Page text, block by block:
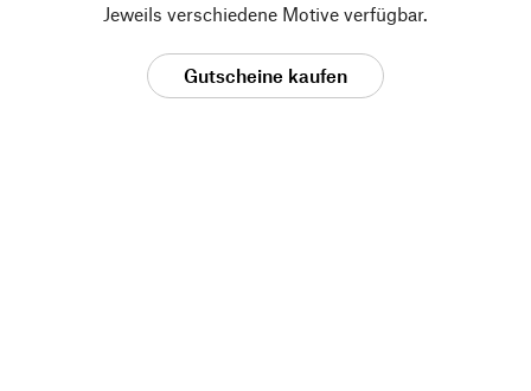
Jeweils verschiedene Motive verfügbar.
Gutscheine kaufen